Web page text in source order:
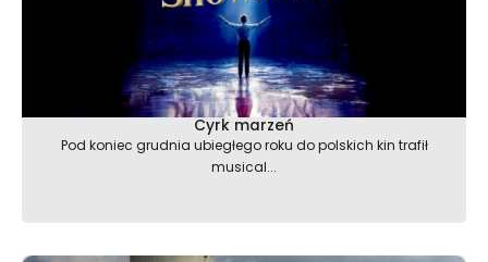
Cyrk marzeń
Pod koniec grudnia ubiegłego roku do polskich kin trafił
musical...